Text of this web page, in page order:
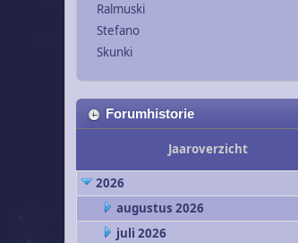
Ralmuski
Stefano
Skunki
Forumhistorie
Jaaroverzicht
2026
augustus 2026
juli 2026